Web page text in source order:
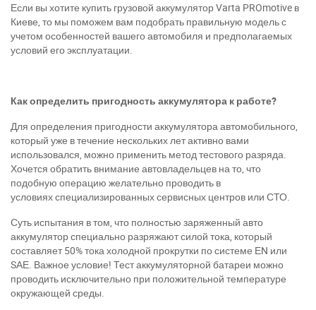
Если вы хотите купить грузовой аккумулятор Varta PROmotive в
Киеве, то мы поможем вам подобрать правильную модель с
учетом особенностей вашего автомобиля и предполагаемых
условий его эксплуатации.
Как определить пригодность аккумулятора к работе?
Для определения пригодности аккумулятора автомобильного,
который уже в течение нескольких лет активно вами
использовался, можно применить метод тестового разряда.
Хочется обратить внимание автовладельцев на то, что
подобную операцию желательно проводить в
условиях специализированных сервисных центров или СТО.
Суть испытания в том, что полностью заряженный авто
аккумулятор специально разряжают силой тока, который
составляет 50% тока холодной прокрутки по системе ЕN или
SАЕ. Важное условие! Тест аккумуляторной батареи можно
проводить исключительно при положительной температуре
окружающей среды.